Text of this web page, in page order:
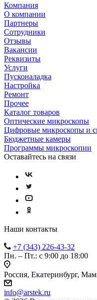
Компания
О компании
Партнеры
Сотрудники
Отзывы
Вакансии
Реквизиты
Услуги
Пусконаладка
Настройка
Ремонт
Прочее
Каталог товаров
Оптические микроскопы
Цифровые микроскопы и
Бюджетные камеры
Программы микроскопии
Оставайтесь на связи
Наши контакты
+7 (343) 226-43-32
Пн. – Пт.: с 9:00 до 18:00
Россия, Екатеринбург,
info@arstek.ru